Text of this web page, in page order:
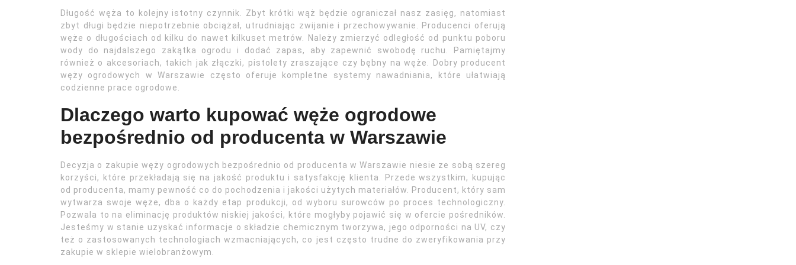
Długość węża to kolejny istotny czynnik. Zbyt krótki wąż będzie ograniczał nasz zasięg, natomiast
zbyt długi będzie niepotrzebnie obciążał, utrudniając zwijanie i przechowywanie. Producenci oferują
węże o długościach od kilku do nawet kilkuset metrów. Należy zmierzyć odległość od punktu poboru
wody do najdalszego zakątka ogrodu i dodać zapas, aby zapewnić swobodę ruchu. Pamiętajmy
również o akcesoriach, takich jak złączki, pistolety zraszające czy bębny na węże. Dobry producent
węży ogrodowych w Warszawie często oferuje kompletne systemy nawadniania, które ułatwiają
codzienne prace ogrodowe.
Dlaczego warto kupować węże ogrodowe
bezpośrednio od producenta w Warszawie
Decyzja o zakupie węży ogrodowych bezpośrednio od producenta w Warszawie niesie ze sobą szereg
korzyści, które przekładają się na jakość produktu i satysfakcję klienta. Przede wszystkim, kupując
od producenta, mamy pewność co do pochodzenia i jakości użytych materiałów. Producent, który sam
wytwarza swoje węże, dba o każdy etap produkcji, od wyboru surowców po proces technologiczny.
Pozwala to na eliminację produktów niskiej jakości, które mogłyby pojawić się w ofercie pośredników.
Jesteśmy w stanie uzyskać informacje o składzie chemicznym tworzywa, jego odporności na UV, czy
też o zastosowanych technologiach wzmacniających, co jest często trudne do zweryfikowania przy
zakupie w sklepie wielobranżowym.